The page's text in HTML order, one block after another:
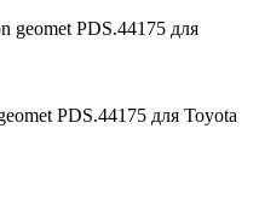
PDS.44175 для Toyota